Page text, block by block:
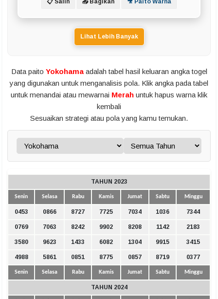
📋 Salin 📤 Bagikan 🎥 Paito Warna
Lihat Lebih Banyak
Data paito Yokohamaadalah tabel hasil keluaran angka togel
yang digunakan untuk menganalisis pola. Klik angka pada tabel
untuk menandai atau mewarnai Merah untuk hapus warna klik
kembali
Sesuaikan strategi atau pola yang kamu temukan.
TAHUN 2023
Senin Selasa Rabu Kamis Jumat Sabtu Minggu
0453 0866 8727 7725 7034 1036 7344
0769 7063 8242 9902 8208 1142 2183
3580 9623 1433 6082 1304 9915 3415
4988 5861 0851 8775 0857 8719 0377
Senin Selasa Rabu Kamis Jumat Sabtu Minggu
TAHUN 2024